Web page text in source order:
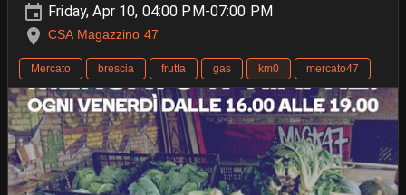
Friday, Apr 10, 04:00 PM-07:00 PM
CSA Magazzino 47
Mercato brescia frutta gas km0 mercato47